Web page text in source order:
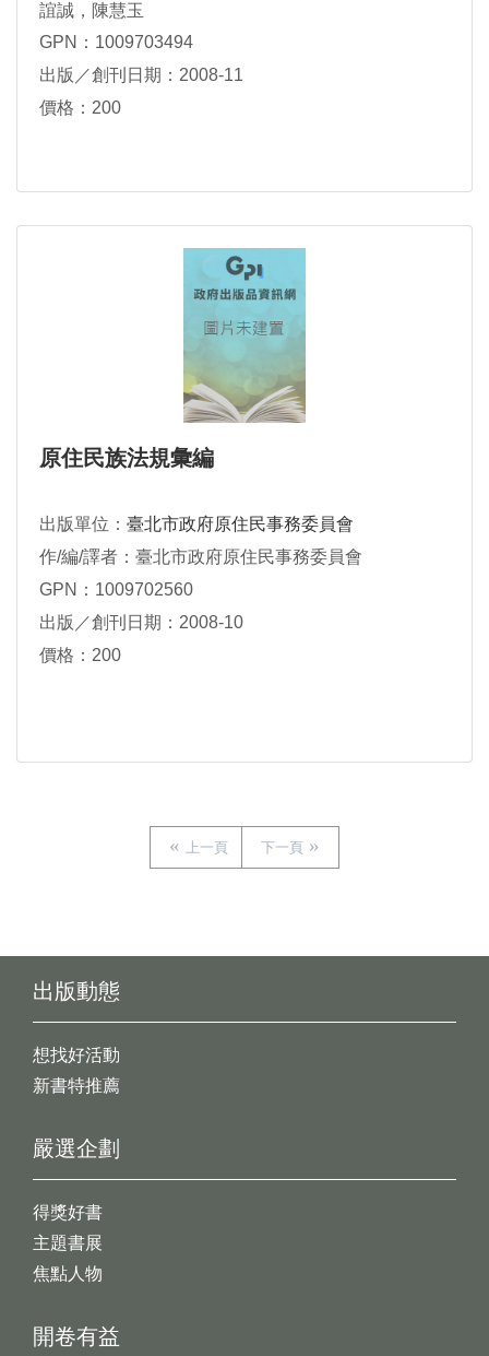
誼誠，陳慧玉
GPN：1009703494
出版／創刊日期：2008-11
價格：200
原住民族法規彙編
出版單位： 臺北市政府原住民事務委員會
作/編/譯者：臺北市政府原住民事務委員會
GPN：1009702560
出版／創刊日期：2008-10
價格：200
上一頁 下一頁
出版動態
想找好活動
新書特推薦
開卷有益
嚴選企劃
得獎好書
主題書展
焦點人物